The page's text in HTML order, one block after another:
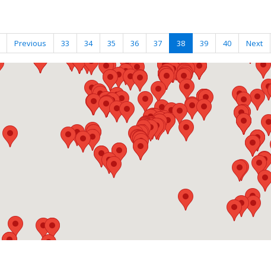
Previous 33 34 35 36 37 38 39 40 Next